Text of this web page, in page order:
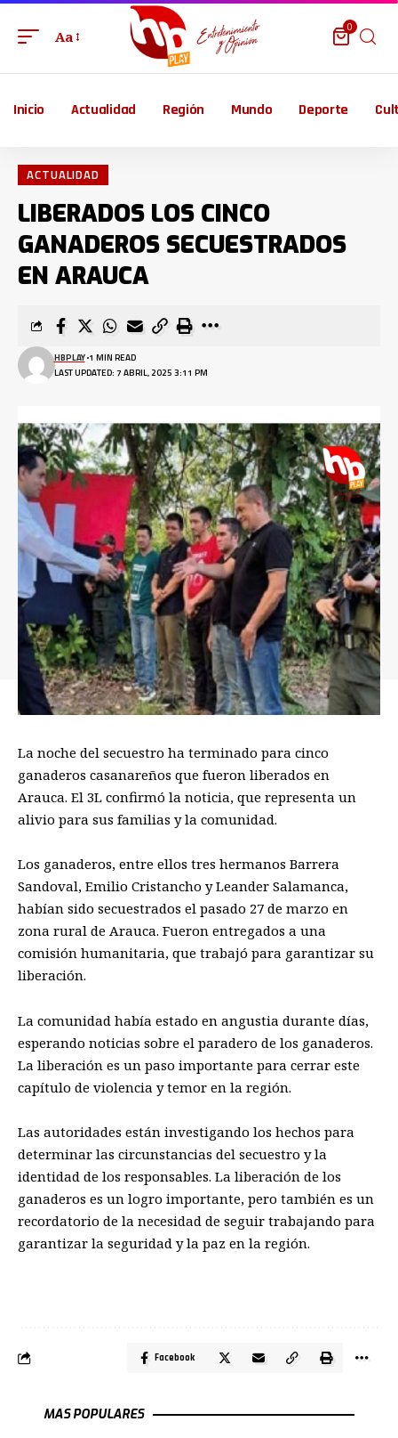
Aa
0
Inicio Actualidad Región Mundo Deporte
ACTUALIDAD
LIBERADOS LOS CINCO
GANADEROS SECUESTRADOS
EN ARAUCA
LAST UPDATED: 7 ABRIL, 2025 3:11 PM
HBPLAY 1 MIN READ
La noche del secuestro ha terminado para cinco
ganaderos casanareños que fueron liberados en
Arauca. El 3L confirmó la noticia, que representa un
alivio para sus familias y la comunidad.
Los ganaderos, entre ellos tres hermanos Barrera
Sandoval, Emilio Cristancho y Leander Salamanca,
habían sido secuestrados el pasado 27 de marzo en
zona rural de Arauca. Fueron entregados a una
comisión humanitaria, que trabajó para garantizar su
liberación.
La comunidad había estado en angustia durante días,
esperando noticias sobre el paradero de los ganaderos.
La liberación es un paso importante para cerrar este
capítulo de violencia y temor en la región.
Las autoridades están investigando los hechos para
determinar las circunstancias del secuestro y la
identidad de los responsables. La liberación de los
ganaderos es un logro importante, pero también es un
recordatorio de la necesidad de seguir trabajando para
garantizar la seguridad y la paz en la región.
Facebook
MAS POPULARES